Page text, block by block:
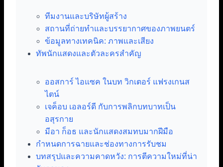
ทีมงานและบริษัทผู้สร้าง
สถานที่ถ่ายทำและบรรยากาศของภาพยนตร์
ข้อมูลทางเทคนิค: ภาพและเสียง
ทัพนักแสดงและตัวละครสำคัญ
ออสการ์ ไอแซค ในบท วิกเตอร์ แฟรงเกนส
ไตน์
เจค็อบ เอลอร์ดี กับการพลิกบทบาทเป็น
อสุรกาย
มีอา ก็อธ และนักแสดงสมทบมากฝีมือ
กำหนดการฉายและช่องทางการรับชม
บทสรุปและความคาดหวัง: การตีความใหม่ที่น่า